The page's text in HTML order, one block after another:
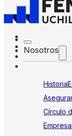
Nosotros
Historia
Círculo